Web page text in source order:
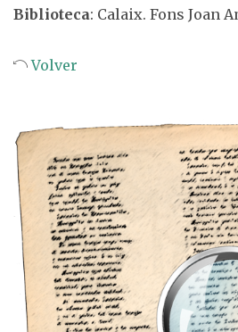
Biblioteca: Calaix. Fons Joan
Volver